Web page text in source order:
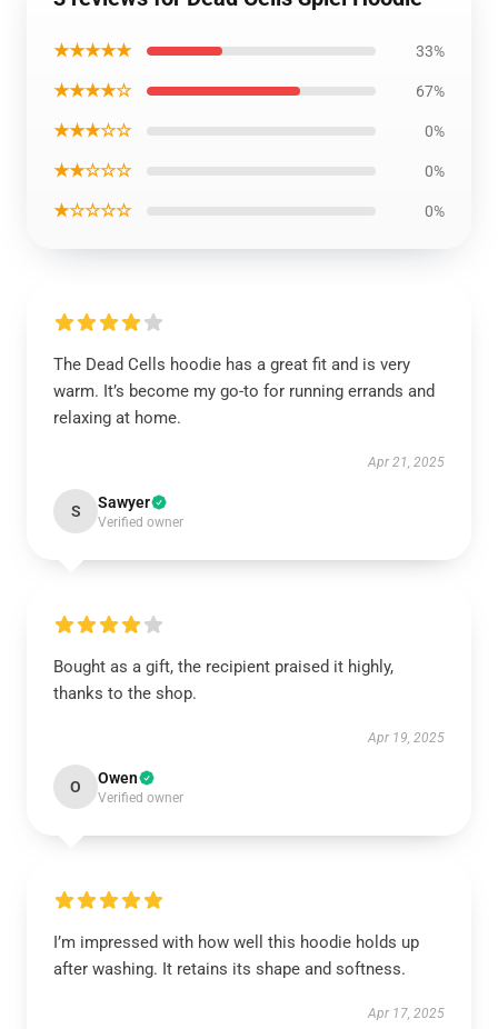
★★★★★ 33%
★★★★☆ 67%
★★★☆☆ 0%
★★☆☆☆ 0%
★☆☆☆☆ 0%
The Dead Cells hoodie has a great fit and is very
warm. It’s become my go-to for running errands and
relaxing at home.
Apr 21, 2025
S Sawyer
Verified owner
Bought as a gift, the recipient praised it highly,
thanks to the shop.
Apr 19, 2025
O Owen
Verified owner
I’m impressed with how well this hoodie holds up
after washing. It retains its shape and softness.
Apr 17, 2025